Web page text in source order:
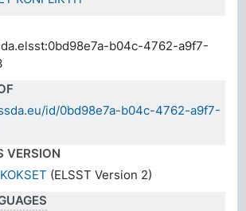
b04c-4762-a9f7-
id/0bd98e7a-b04c-4762-a9f7-
VERSION
(ELSST Version 2)